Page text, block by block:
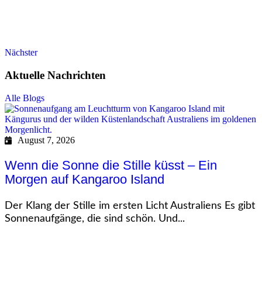
Nächster
Aktuelle Nachrichten
Alle Blogs
August 7, 2026
Wenn die Sonne die Stille küsst – Ein
Morgen auf Kangaroo Island
Der Klang der Stille im ersten Licht Australiens Es gibt
Sonnenaufgänge, die sind schön. Und...